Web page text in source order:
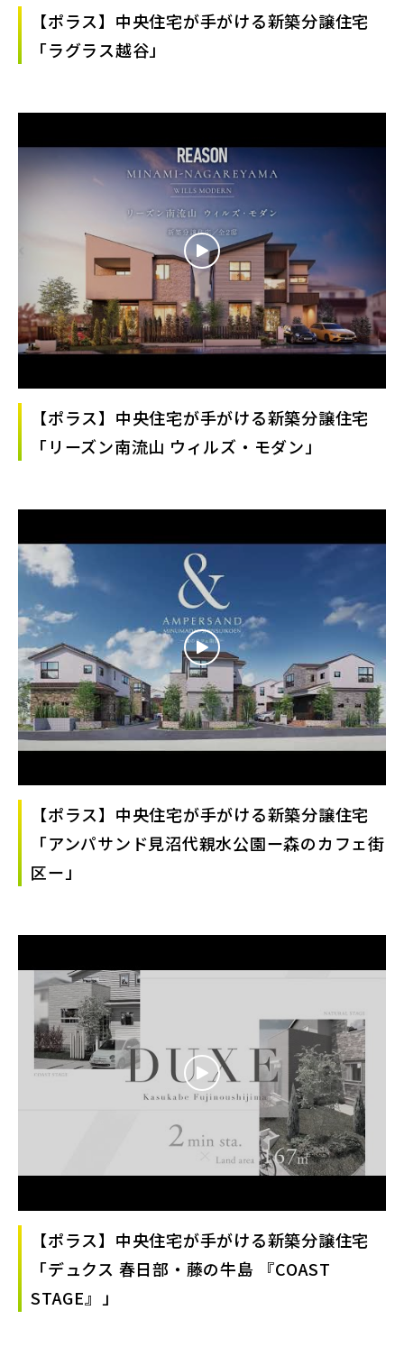
【ポラス】中央住宅が手がける新築分譲住宅
「ラグラス越谷」
【ポラス】中央住宅が手がける新築分譲住宅
「リーズン南流山 ウィルズ・モダン」
【ポラス】中央住宅が手がける新築分譲住宅
「アンパサンド見沼代親水公園ー森のカフェ街
区ー」
【ポラス】中央住宅が手がける新築分譲住宅
「デュクス 春日部・藤の牛島 『COAST
STAGE』」